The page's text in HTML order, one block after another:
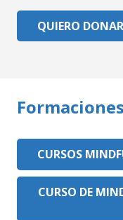
QUIERO DONAR
Formaciones
CURSOS
CURSO DE